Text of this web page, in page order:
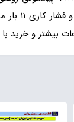
بیشتر و خرید